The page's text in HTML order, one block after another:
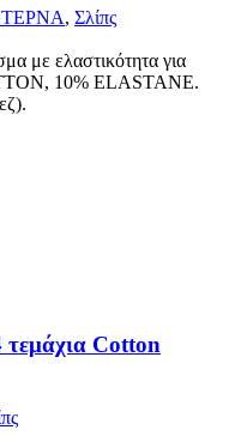
, Σλίπς
με ελαστικότητα για
10% ELASTANΕ.
Cotton